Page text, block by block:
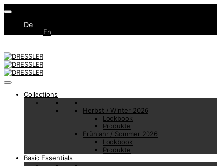
De
En
Collections
Herbst / Winter 2026
Lookbook
Produkte
Frühjahr / Sommer 2026
Lookbook
Produkte
Basic Essentials